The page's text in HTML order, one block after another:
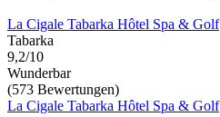
La Cigale Tabarka Hôtel Spa & Golf
Tabarka
9,2/10
Wunderbar
(573 Bewertungen)
La Cigale Tabarka Hôtel Spa & Golf